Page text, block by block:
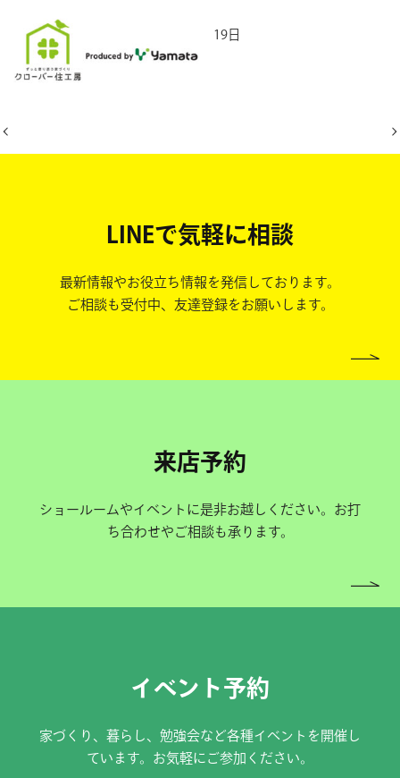
2026年5月19日
LINEで気軽に相談
最新情報やお役立ち情報を発信しております。
ご相談も受付中、友達登録をお願いします。
来店予約
ショールームやイベントに是非お越しください。お打
ち合わせやご相談も承ります。
イベント予約
家づくり、暮らし、勉強会など各種イベントを開催し
ています。お気軽にご参加ください。